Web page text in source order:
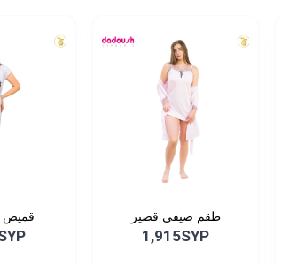
طقم صيفي قصير
1,915SYP
قميص